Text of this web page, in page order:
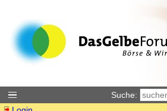
Suche: